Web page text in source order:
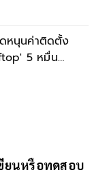
หนุนค่าติดตั้ง
5 หมื่น
ยนหรือทดสอบ